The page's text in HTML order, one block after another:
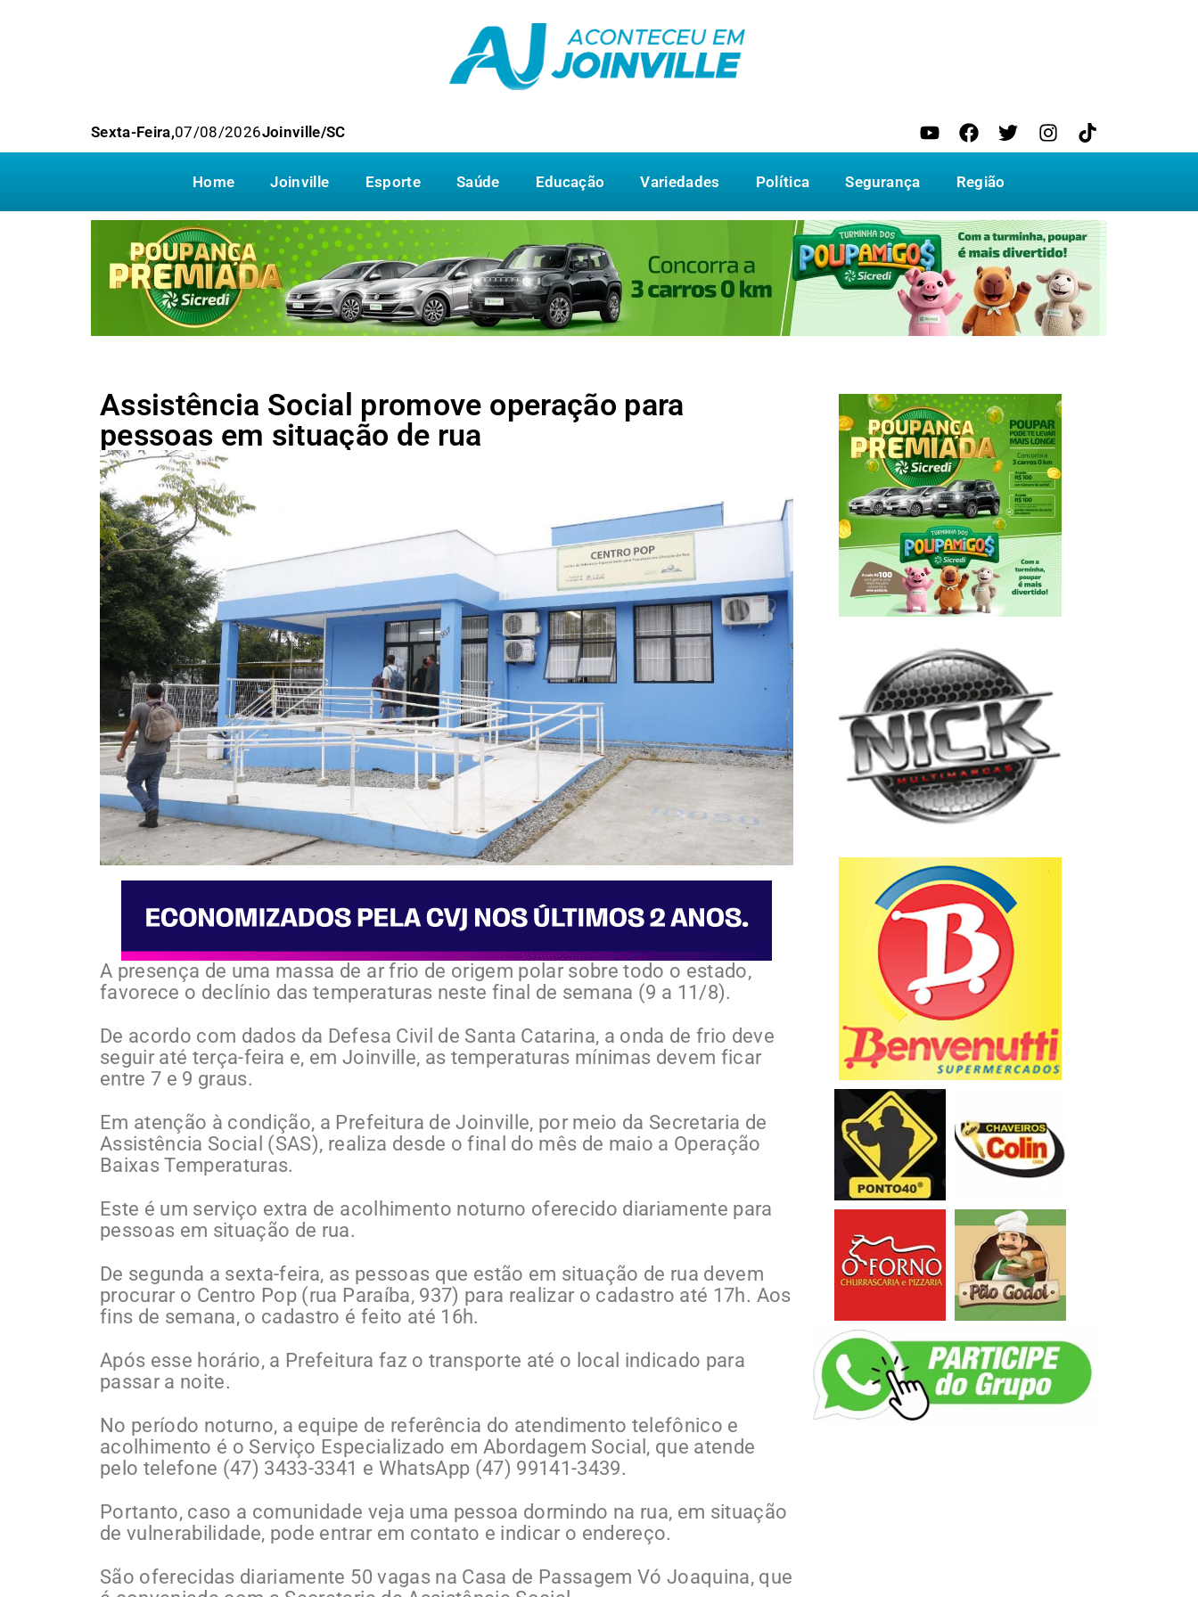
Sexta-Feira,07/08/2026Joinville/SC
Home Joinville Esporte Saúde Educação Variedades Política Segurança Região
Assistência Social promove operação para
pessoas em situação de rua
A presença de uma massa de ar frio de origem polar sobre todo o estado,
favorece o declínio das temperaturas neste final de semana (9 a 11/8).
De acordo com dados da Defesa Civil de Santa Catarina, a onda de frio deve
seguir até terça-feira e, em Joinville, as temperaturas mínimas devem ficar
entre 7 e 9 graus.
Em atenção à condição, a Prefeitura de Joinville, por meio da Secretaria de
Assistência Social (SAS), realiza desde o final do mês de maio a Operação
Baixas Temperaturas.
Este é um serviço extra de acolhimento noturno oferecido diariamente para
pessoas em situação de rua.
De segunda a sexta-feira, as pessoas que estão em situação de rua devem
procurar o Centro Pop (rua Paraíba, 937) para realizar o cadastro até 17h. Aos
fins de semana, o cadastro é feito até 16h.
Após esse horário, a Prefeitura faz o transporte até o local indicado para
passar a noite.
No período noturno, a equipe de referência do atendimento telefônico e
acolhimento é o Serviço Especializado em Abordagem Social, que atende
pelo telefone (47) 3433-3341 e WhatsApp (47) 99141-3439.
Portanto, caso a comunidade veja uma pessoa dormindo na rua, em situação
de vulnerabilidade, pode entrar em contato e indicar o endereço.
São oferecidas diariamente 50 vagas na Casa de Passagem Vó Joaquina, que